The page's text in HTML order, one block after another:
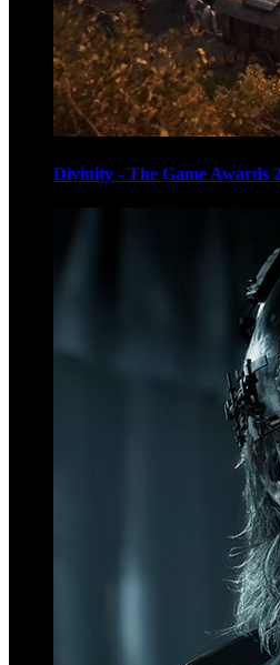
Divinity - The Game Awards